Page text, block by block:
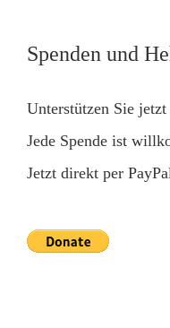
Spenden und
Unterstützen Sie
Jede Spende ist
Jetzt direkt per